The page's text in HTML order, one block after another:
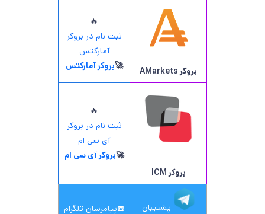
بروکر AMarkets
🔥
ثبت نام در بروکر
آمارکتس
🚀بروکر آمارکتس
بروکر ICM
🔥
ثبت نام در بروکر
آی سی ام
🚀بروکر آی سی ام
پشتیبان
☎️پیامرسان تلگرام